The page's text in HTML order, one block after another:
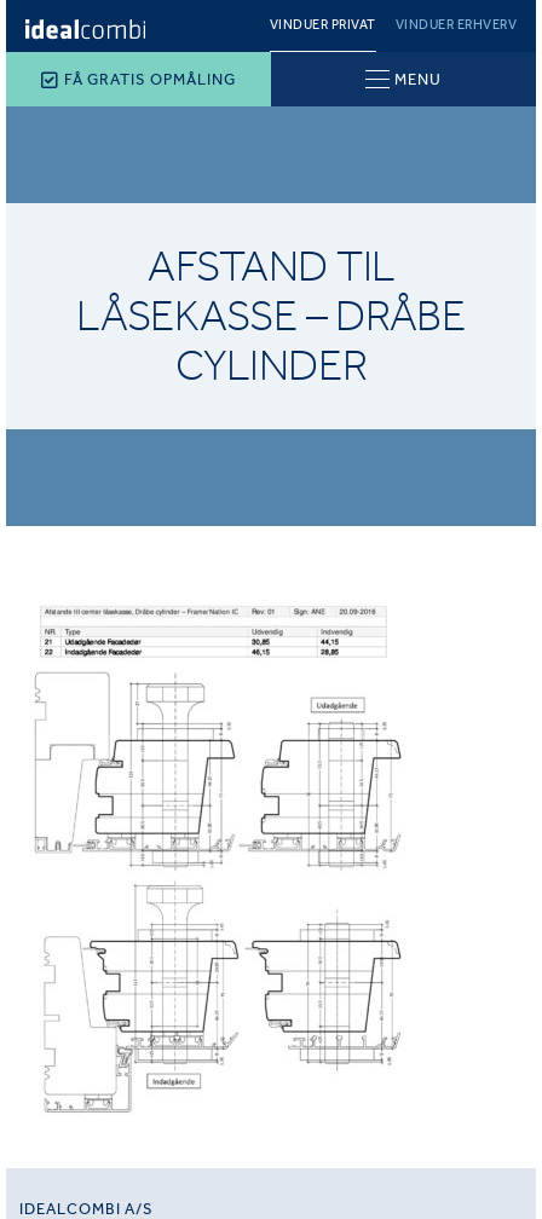
VINDUER PRIVAT VINDUER ERHVERV
FÅ GRATIS OPMÅLING MENU
AFSTAND TIL
LÅSEKASSE – DRÅBE
CYLINDER
IDEALCOMBI A/S